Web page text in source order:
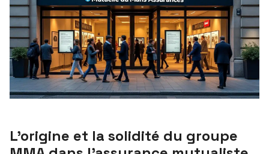
L’origine et la solidité du groupe